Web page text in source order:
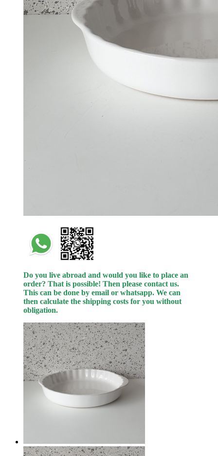
Do you live abroad and would you like to place an
order? That is possible! Then please contact us.
This can be done by email or whatsapp. We can
then calculate the shipping costs for you without
obligation.